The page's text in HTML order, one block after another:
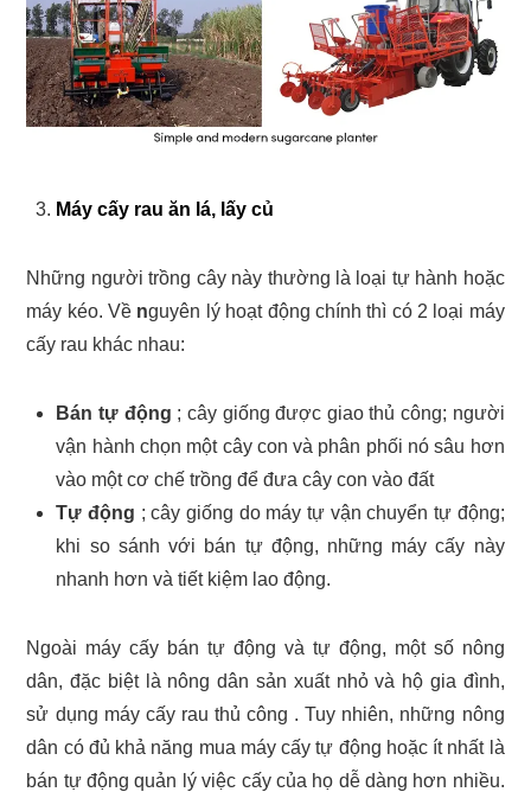
Máy cấy rau ăn lá, lấy củ
Những người trồng cây này thường là loại tự hành hoặc
máy kéo. Về nguyên lý hoạt động chính thì có 2 loại máy
cấy rau khác nhau:
Bán tự động ; cây giống được giao thủ công; người
vận hành chọn một cây con và phân phối nó sâu hơn
vào một cơ chế trồng để đưa cây con vào đất
Tự động ; cây giống do máy tự vận chuyển tự động;
khi so sánh với bán tự động, những máy cấy này
nhanh hơn và tiết kiệm lao động.
Ngoài máy cấy bán tự động và tự động, một số nông
dân, đặc biệt là nông dân sản xuất nhỏ và hộ gia đình,
sử dụng máy cấy rau thủ công . Tuy nhiên, những nông
dân có đủ khả năng mua máy cấy tự động hoặc ít nhất là
bán tự động quản lý việc cấy của họ dễ dàng hơn nhiều.